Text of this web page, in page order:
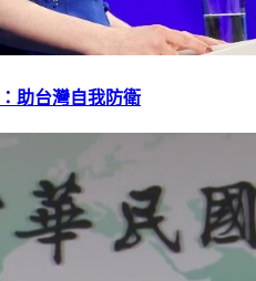
助台灣自我防衛